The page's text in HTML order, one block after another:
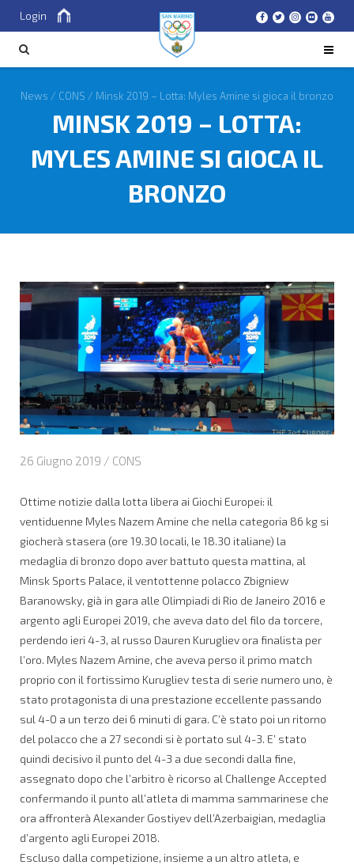
Login
News / CONS / Minsk 2019 – Lotta: Myles Amine si gioca il bronzo
MINSK 2019 – LOTTA:
MYLES AMINE SI GIOCA IL
BRONZO
26 Giugno 2019 / CONS
Ottime notizie dalla lotta libera ai Giochi Europei: il
ventiduenne Myles Nazem Amine che nella categoria 86 kg si
giocherà stasera (ore 19.30 locali, le 18.30 italiane) la
medaglia di bronzo dopo aver battuto questa mattina, al
Minsk Sports Palace, il ventottenne polacco Zbigniew
Baranowsky, già in gara alle Olimpiadi di Rio de Janeiro 2016 e
argento agli Europei 2019, che aveva dato del filo da torcere,
perdendo ieri 4-3, al russo Dauren Kurugliev ora finalista per
l’oro. Myles Nazem Amine, che aveva perso il primo match
proprio con il fortissimo Kurugliev testa di serie numero uno, è
stato protagonista di una prestazione eccellente passando
sul 4-0 a un terzo dei 6 minuti di gara. C’è stato poi un ritorno
del polacco che a 27 secondi si è portato sul 4-3. E’ stato
quindi decisivo il punto del 4-3 a due secondi dalla fine,
assegnato dopo che l’arbitro è ricorso al Challenge Accepted
confermando il punto all’atleta di mamma sammarinese che
ora affronterà Alexander Gostiyev dell’Azerbaigian, medaglia
d’argento agli Europei 2018.
Escluso dalla competizione, insieme a un altro atleta, e